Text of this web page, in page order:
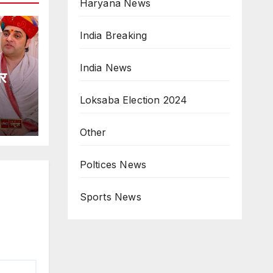
Haryana News
India Breaking
India News
Loksaba Election 2024
Other
Poltices News
Sports News